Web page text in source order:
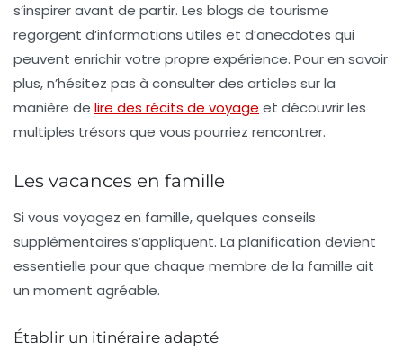
s’inspirer avant de partir. Les blogs de tourisme
regorgent d’informations utiles et d’anecdotes qui
peuvent enrichir votre propre expérience. Pour en savoir
plus, n’hésitez pas à consulter des articles sur la
manière de lire des récits de voyage et découvrir les
multiples trésors que vous pourriez rencontrer.
Les vacances en famille
Si vous voyagez en famille, quelques conseils
supplémentaires s’appliquent. La planification devient
essentielle pour que chaque membre de la famille ait
un moment agréable.
Établir un itinéraire adapté